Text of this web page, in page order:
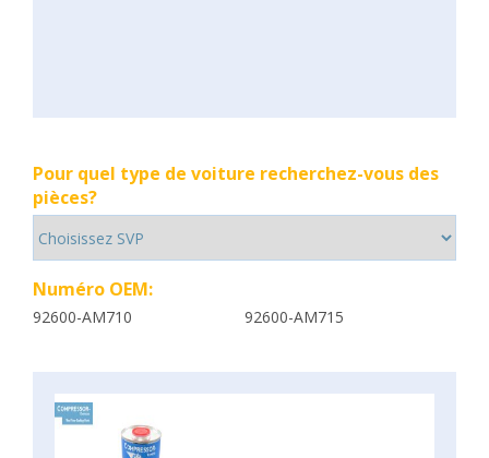
Pour quel type de voiture recherchez-vous des
pièces?
Numéro OEM:
92600-AM710 92600-AM715